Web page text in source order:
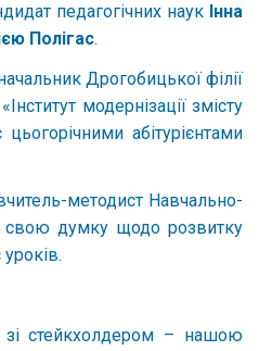
педагогічних наук Інна
Полігас.
Дрогобицької філії
модернізації змісту
абітурієнтами
методист Навчально-
свою думку щодо розвитку
стейкхолдером – нашою